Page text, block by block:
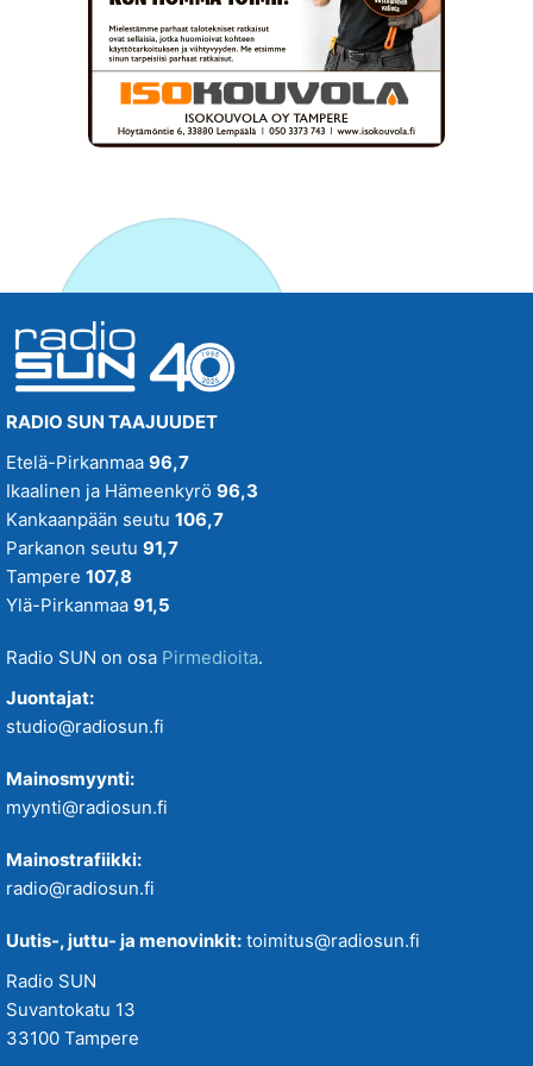
RADIO SUN TAAJUUDET
Etelä-Pirkanmaa 96,7
Ikaalinen ja Hämeenkyrö 96,3
Kankaanpään seutu 106,7
Parkanon seutu 91,7
Tampere 107,8
Ylä-Pirkanmaa 91,5
Radio SUN on osa Pirmedioita.
Juontajat:
studio@radiosun.fi
Mainosmyynti:
myynti@radiosun.fi
Mainostrafiikki:
radio@radiosun.fi
Uutis-, juttu- ja menovinkit: toimitus@radiosun.fi
Radio SUN
Suvantokatu 13
33100 Tampere